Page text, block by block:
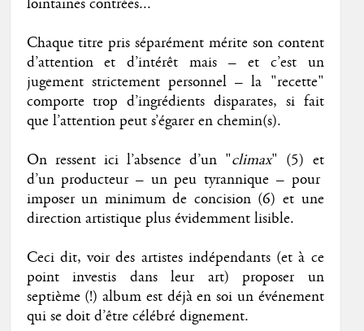
Chaque titre pris séparément mérite son content
d’attention et d’intérêt mais – et c’est un
jugement strictement personnel – la "recette"
comporte trop d’ingrédients disparates, si fait
que l’attention peut s’égarer en chemin(s).
On ressent ici l’absence d’un "climax" (5) et
d’un producteur – un peu tyrannique – pour
imposer un minimum de concision (6) et une
direction artistique plus évidemment lisible.
Ceci dit, voir des artistes indépendants (et à ce
point investis dans leur art) proposer un
septième (!) album est déjà en soi un événement
qui se doit d’être célébré dignement.